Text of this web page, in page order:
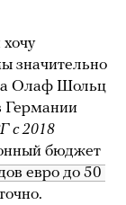
значительно
Олаф Шольц
Германии
с 2018
бюджет
евро до 50